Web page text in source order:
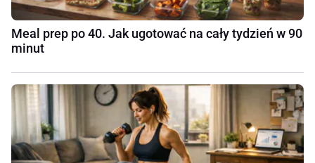
Meal prep po 40. Jak ugotować na cały tydzień w 90
minut